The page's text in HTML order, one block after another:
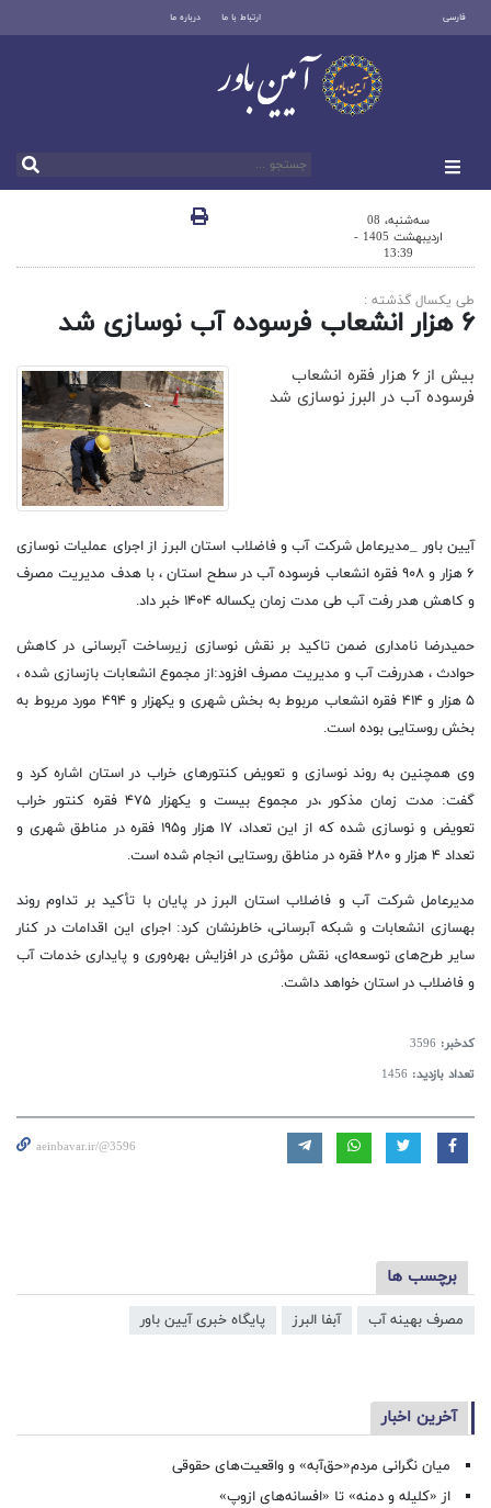
فارسی ارتباط با ما درباره ما
سه‌شنبه، 08
اردیبهشت 1405 -
13:39
طی یکسال گذشته :
۶ هزار انشعاب فرسوده آب نوسازی شد
بیش از ۶ هزار فقره انشعاب
فرسوده آب در البرز نوسازی شد
آیین باور _مدیرعامل شرکت آب و فاضلاب استان البرز از اجرای عملیات نوسازی
۶ هزار و ۹۰۸ فقره انشعاب فرسوده آب در سطح استان ، با هدف مدیریت مصرف
و کاهش هدر رفت آب طی مدت زمان یکساله ۱۴۰۴ خبر داد.
حمیدرضا نامداری ضمن تاکید بر نقش نوسازی زیرساخت آبرسانی در کاهش
حوادث ، هدررفت آب و مدیریت مصرف افزود:از مجموع انشعابات بازسازی شده ،
۵ هزار و ۴۱۴ فقره انشعاب مربوط به بخش شهری و یکهزار و ۴۹۴ مورد مربوط به
بخش روستایی بوده است.
وی همچنین به روند نوسازی و تعویض کنتورهای خراب در استان اشاره کرد و
گفت: مدت زمان مذکور ،در مجموع بیست و یکهزار ۴۷۵ فقره کنتور خراب
تعویض و نوسازی شده که از این تعداد، ۱۷ هزار و۱۹۵ فقره در مناطق شهری و
تعداد ۴ هزار و ۲۸۰ فقره در مناطق روستایی انجام شده است.
مدیرعامل شرکت آب و فاضلاب استان البرز در پایان با تأکید بر تداوم روند
بهسازی انشعابات و شبکه‌ آبرسانی، خاطرنشان کرد: اجرای این اقدامات در کنار
سایر طرح‌های توسعه‌ای، نقش مؤثری در افزایش بهره‌وری و پایداری خدمات آب
و فاضلاب در استان خواهد داشت.
کدخبر: 3596
تعداد بازدید: 1456
aeinbavar.ir/@3596
برچسب ها
مصرف بهینه آب آبفا البرز پایگاه خبری آیین باور
آخرین اخبار
میان نگرانی مردم«حق‌آبه» و واقعیت‌های حقوقی
از «کلیله و دمنه» تا «افسانه‌های ازوپ»